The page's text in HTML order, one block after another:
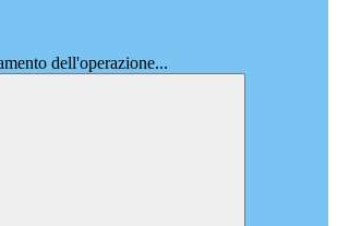
dell'operazione...